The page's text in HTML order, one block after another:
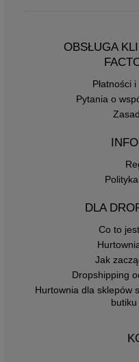
OBSŁUGA
Płatności
Pytania o
DLA
Co to
Jak
Dropshipping
Hurtownia dla sklepów